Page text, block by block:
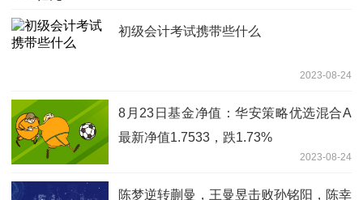
初级会计考试携带些什么
2023-08-24
8月23日基金净值：华安策略优选混合A
最新净值1.7533，跌1.73%
2023-08-24
陈梦逆转蒯曼，王曼昱击败孙铭阳，陈幸